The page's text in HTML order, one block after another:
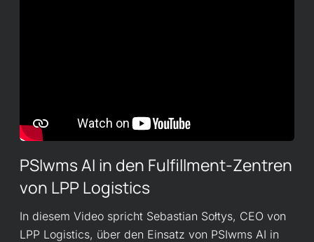
PSIwms AI in den Fulfillment-Zentren
von LPP Logistics
In diesem Video spricht Sebastian Sołtys, CEO von
LPP Logistics, über den Einsatz von PSIwms AI in